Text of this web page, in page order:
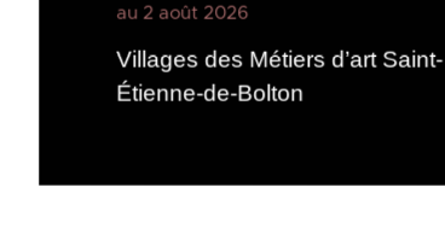
au 2 août 2026
Villages des Métiers d’art Saint-
Étienne-de-Bolton